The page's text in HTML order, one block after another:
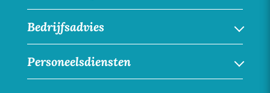
Financiële administratie
Jaarrekening
Overige accountancydiensten
Bedrijfsadvies
Bedrijfsadvies
Personeelsdiensten